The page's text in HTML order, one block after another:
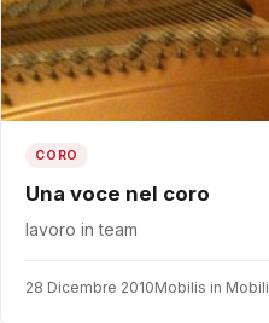
CORO
Una voce nel coro
lavoro in team
28 Dicembre 2010Mobilis in Mobili